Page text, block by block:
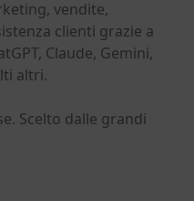
vendite,
clienti grazie a
Claude, Gemini,
altri.
Scelto dalle grandi